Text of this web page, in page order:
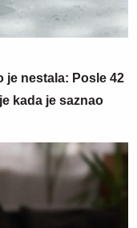
je nestala: Posle 42
kada je saznao